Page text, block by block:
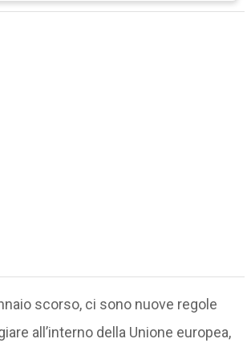
scorso, ci sono nuove regole
all’interno della Unione europea,